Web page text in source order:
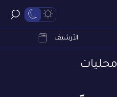
الأرشيف
محليات